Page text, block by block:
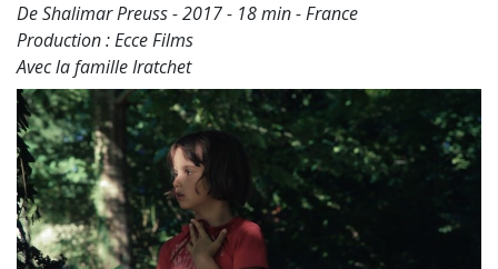
De Shalimar Preuss - 2017 - 18 min - France
Production : Ecce Films
Avec la famille Iratchet